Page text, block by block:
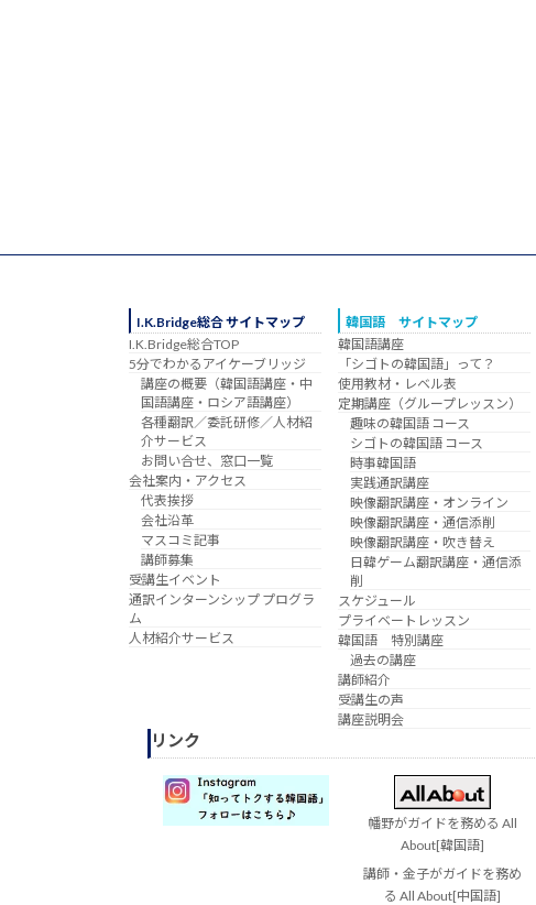
I.K.Bridge総合 サイトマップ
I.K.Bridge総合TOP
5分でわかるアイケーブリッジ
講座の概要（韓国語講座・中
国語講座・ロシア語講座）
各種翻訳／委託研修／人材紹
介サービス
お問い合せ、窓口一覧
会社案内・アクセス
代表挨拶
会社沿革
マスコミ記事
講師募集
受講生イベント
通訳インターンシップ プログラ
ム
人材紹介サービス
韓国語 サイトマップ
韓国語講座
「シゴトの韓国語」って？
使用教材・レベル表
定期講座（グループレッスン）
趣味の韓国語 コース
シゴトの韓国語 コース
時事韓国語
実践通訳講座
映像翻訳講座・オンライン
映像翻訳講座・通信添削
映像翻訳講座・吹き替え
日韓ゲーム翻訳講座・通信添
削
スケジュール
プライベートレッスン
韓国語 特別講座
過去の講座
講師紹介
受講生の声
講座説明会
リンク
幡野がガイドを務める All
About[韓国語]
講師・金子がガイドを務め
る All About[中国語]